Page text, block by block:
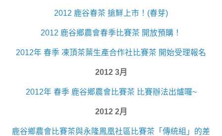
2012 鹿谷春茶 搶鮮上市！(春芽)
2012 鹿谷鄉農會春季比賽茶 開放預購！
2012年 春季 凍頂茶葉生產合作社比賽茶 開始受理報名
2012 3月
2012年 春季 鹿谷鄉農會比賽茶 比賽辦法出爐囉~
2012 2月
鹿谷鄉農會比賽茶與永隆鳳凰社區比賽茶「傳統組」的差